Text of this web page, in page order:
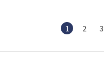
1 2 3